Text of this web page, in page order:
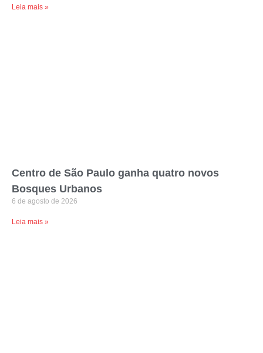
Leia mais »
Centro de São Paulo ganha quatro novos
Bosques Urbanos
6 de agosto de 2026
Leia mais »